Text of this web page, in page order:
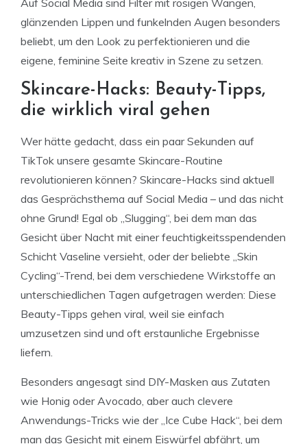
glänzenden Lippen und funkelnden Augen besonders
beliebt, um den Look zu perfektionieren und die
eigene, feminine Seite kreativ in Szene zu setzen.
Skincare-Hacks: Beauty-Tipps,
die wirklich viral gehen
Wer hätte gedacht, dass ein paar Sekunden auf
TikTok unsere gesamte Skincare-Routine
revolutionieren können? Skincare-Hacks sind aktuell
das Gesprächsthema auf Social Media – und das nicht
ohne Grund! Egal ob „Slugging“, bei dem man das
Gesicht über Nacht mit einer feuchtigkeitsspendenden
Schicht Vaseline versieht, oder der beliebte „Skin
Cycling“-Trend, bei dem verschiedene Wirkstoffe an
unterschiedlichen Tagen aufgetragen werden: Diese
Beauty-Tipps gehen viral, weil sie einfach
umzusetzen sind und oft erstaunliche Ergebnisse
liefern.
Besonders angesagt sind DIY-Masken aus Zutaten
wie Honig oder Avocado, aber auch clevere
Anwendungs-Tricks wie der „Ice Cube Hack“, bei dem
man das Gesicht mit einem Eiswürfel abfährt, um